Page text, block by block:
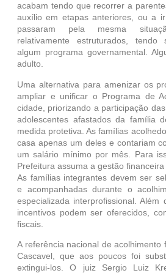
acabam tendo que recorrer a
auxílio em etapas anteriores, ou a
passaram pela mesma
relativamente estruturados, tendo
algum programa governamental.
adulto.
Uma alternativa para amenizar os
ampliar e unificar o Programa de
cidade, priorizando a participação
adolescentes afastados da família
medida protetiva. As famílias
casa apenas um deles e contariam
um salário mínimo por mês. Para
Prefeitura assuma a gestão
As famílias integrantes devem ser
e acompanhadas durante o
especializada interprofissional. Além
incentivos podem ser oferecidos,
fiscais.
A referência nacional de acolhimento
Cascavel, que aos poucos foi
extingui-los. O juiz Sergio Luiz